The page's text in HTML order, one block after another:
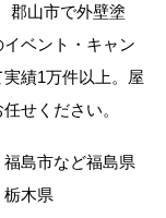
郡山市で外壁塗
ベント・キャン
績1万件以上。屋
せください。
島市など福島県
木県